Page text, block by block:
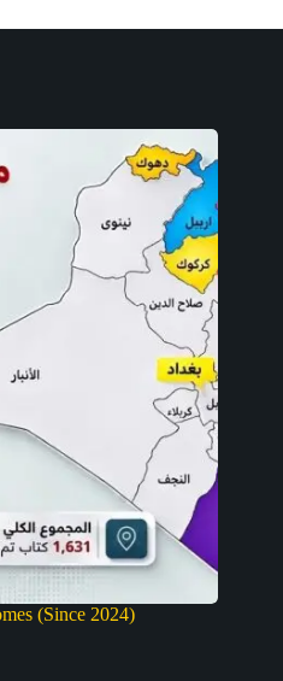
(Since 2024)